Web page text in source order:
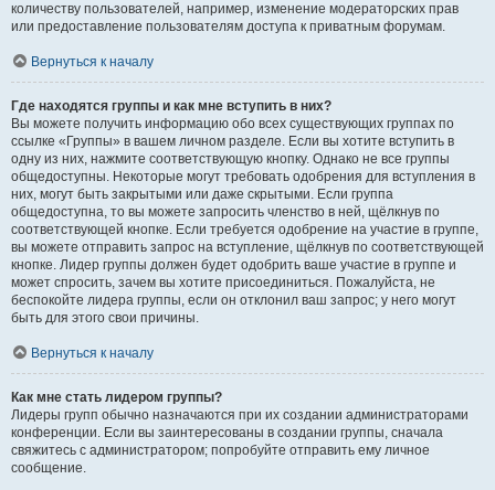
количеству пользователей, например, изменение модераторских прав
или предоставление пользователям доступа к приватным форумам.
Вернуться к началу
Где находятся группы и как мне вступить в них?
Вы можете получить информацию обо всех существующих группах по
ссылке «Группы» в вашем личном разделе. Если вы хотите вступить в
одну из них, нажмите соответствующую кнопку. Однако не все группы
общедоступны. Некоторые могут требовать одобрения для вступления в
них, могут быть закрытыми или даже скрытыми. Если группа
общедоступна, то вы можете запросить членство в ней, щёлкнув по
соответствующей кнопке. Если требуется одобрение на участие в группе,
вы можете отправить запрос на вступление, щёлкнув по соответствующей
кнопке. Лидер группы должен будет одобрить ваше участие в группе и
может спросить, зачем вы хотите присоединиться. Пожалуйста, не
беспокойте лидера группы, если он отклонил ваш запрос; у него могут
быть для этого свои причины.
Вернуться к началу
Как мне стать лидером группы?
Лидеры групп обычно назначаются при их создании администраторами
конференции. Если вы заинтересованы в создании группы, сначала
свяжитесь с администратором; попробуйте отправить ему личное
сообщение.